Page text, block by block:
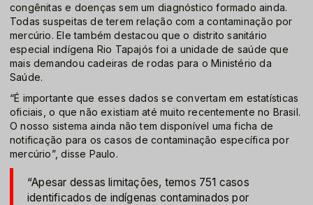
congênitas e doenças sem um diagnóstico formado ainda.
Todas suspeitas de terem relação com a contaminação por
mercúrio. Ele também destacou que o distrito sanitário
especial indígena Rio Tapajós foi a unidade de saúde que
mais demandou cadeiras de rodas para o Ministério da
Saúde.
“É importante que esses dados se convertam em estatísticas
oficiais, o que não existiam até muito recentemente no Brasil.
O nosso sistema ainda não tem disponível uma ficha de
notificação para os casos de contaminação específica por
mercúrio”, disse Paulo.
“Apesar dessas limitações, temos 751 casos
identificados de indígenas contaminados por